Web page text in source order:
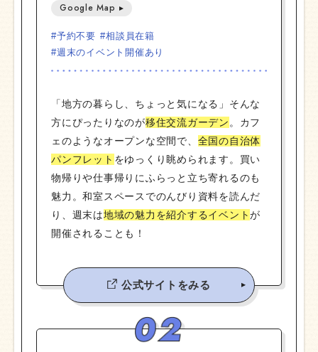
Google Map
#予約不要 #相談員在籍
#週末のイベント開催あり
「地方の暮らし、ちょっと気になる」そんな
方にぴったりなのが移住交流ガーデン 。カフ
ェのようなオープンな空間で、 全国の自治体
パンフレット をゆっくり眺められます。買い
物帰りや仕事帰りにふらっと立ち寄れるのも
魅力。和室スペースでのんびり資料を読んだ
り、週末は地域の魅力を紹介するイベントが
開催されることも！
公式サイトをみる